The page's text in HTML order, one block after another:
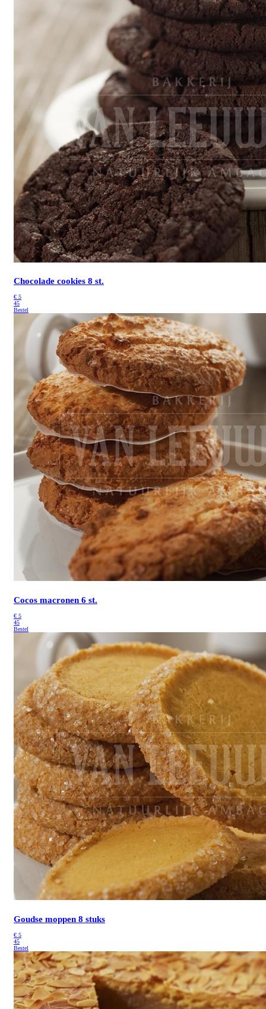
Chocolade cookies 8 st.
€ 5
45
Bestel
Cocos macronen 6 st.
€ 5
45
Bestel
Goudse moppen 8 stuks
€ 5
45
Bestel